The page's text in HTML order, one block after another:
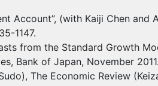
Account”, (with Kaiji Chen
1147.
from the Standard Growth
Bank of Japan, November 2011.
The Economic Review